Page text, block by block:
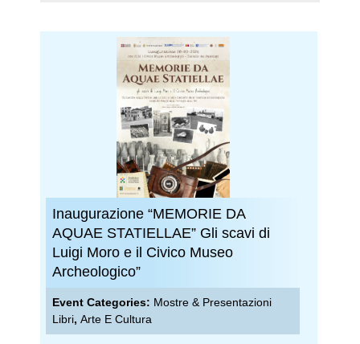
Inaugurazione “MEMORIE DA
AQUAE STATIELLAE” Gli scavi di
Luigi Moro e il Civico Museo
Archeologico”
Event Categories: Mostre & Presentazioni
Libri, Arte E Cultura